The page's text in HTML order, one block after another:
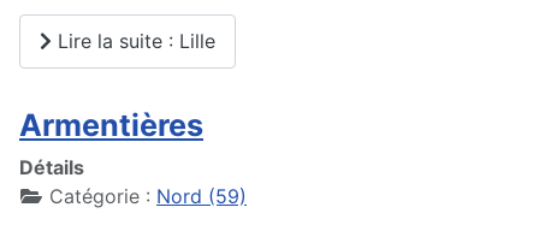
Lire la suite : Lille
Armentières
Détails
Catégorie : Nord (59)